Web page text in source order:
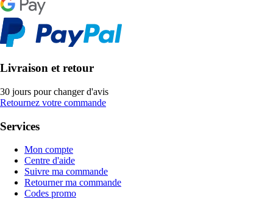
Livraison et retour
30 jours pour changer d'avis
Retournez votre commande
Services
Mon compte
Centre d'aide
Suivre ma commande
Retourner ma commande
Codes promo